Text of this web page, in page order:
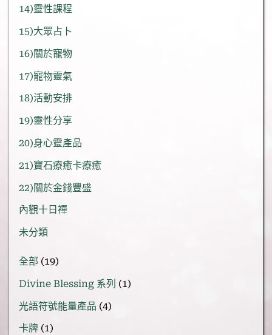
14)靈性課程
15)大眾占卜
16)關於寵物
17)寵物靈氣
18)活動安排
19)靈性分享
20)身心靈產品
21)寶石療癒卡療癒
22)關於金錢豐盛
內觀十日禪
未分類
全部 1919
產
品
Divine Blessing 系列 11
光語符號能量產品 44
卡牌 11